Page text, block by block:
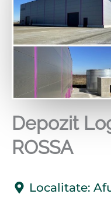
Depozit
ROSSA
Localitate: